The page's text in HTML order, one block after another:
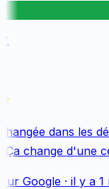
dans les
change d'une
Google· il y a 1